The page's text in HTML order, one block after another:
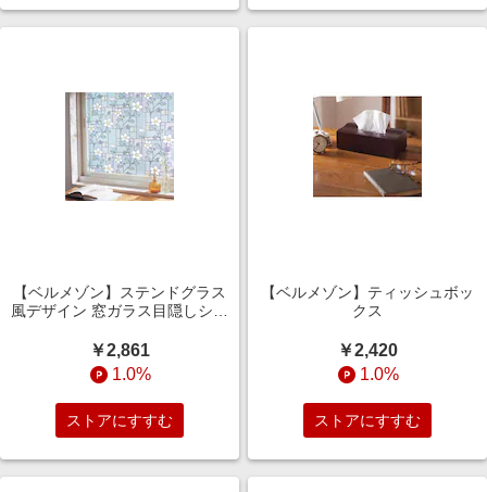
【ベルメゾン】ステンドグラス
風デザイン 窓ガラス目隠しシー
￥2,861
1.0%
ストアにすすむ
【ベルメゾン】ティッシュボッ
クス
￥2,420
1.0%
ストアにすすむ